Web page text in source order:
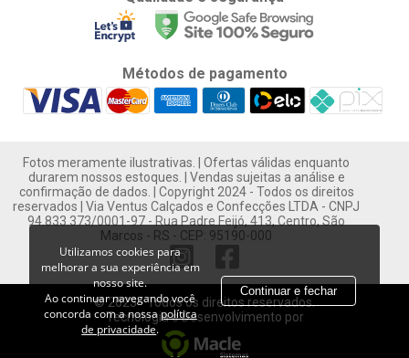
Utilizamos cookies para
melhorar a sua experiência em
nosso site.
Ao continuar navegando você
concorda com a nossapolítica
de privacidade.
Continuar e fechar
Métodos de pagamento
Fotos meramente ilustrativas. | Ofertas válidas enquanto
durarem nossos estoques. | Vendas sujeitas a análise e
confirmação de dados. | Copyright 2024 - Todos os direitos
reservados | Via Ventus Calçados e Confecções LTDA - CNPJ
94.833.373/0001-97 - Rua Padre Feijó, 413, Centro, São
Marcos - RS - CEP: 95190-000
© 2023 - Todos os direitos reservados.
Tecnologia e Desenvolvimento por